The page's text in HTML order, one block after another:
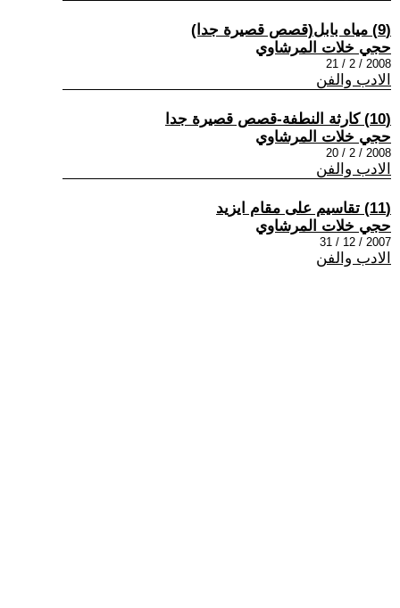
(9) مياه بابل(قصص قصيرة جدا)
حجي خلات المرشاوي
2008 / 2 / 21
الادب والفن
(10) كارثة النطفة-قصص قصيرة جدا
حجي خلات المرشاوي
2008 / 2 / 20
الادب والفن
(11) تقاسيم على مقام ايزيد
حجي خلات المرشاوي
2007 / 12 / 31
الادب والفن